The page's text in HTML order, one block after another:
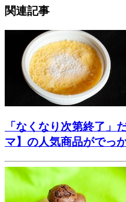
関連記事
「なくなり次第終了」
マ】の人気商品がでっ